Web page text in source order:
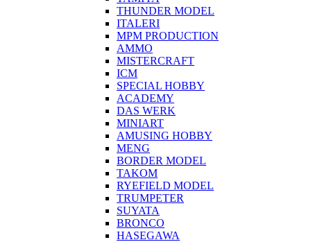
THUNDER MODEL
ITALERI
MPM PRODUCTION
AMMO
MISTERCRAFT
ICM
SPECIAL HOBBY
ACADEMY
DAS WERK
MINIART
AMUSING HOBBY
MENG
BORDER MODEL
TAKOM
RYEFIELD MODEL
TRUMPETER
SUYATA
BRONCO
HASEGAWA